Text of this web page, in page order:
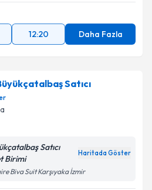
12:20 Daha Fazla
Satıcı
Satıcı
Birimi
Haritada Göster
Biva Suit Karşıyaka İzmir